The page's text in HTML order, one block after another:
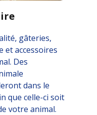
gâteries,
et accessoires
Des
dans le
que celle-ci soit
votre animal.